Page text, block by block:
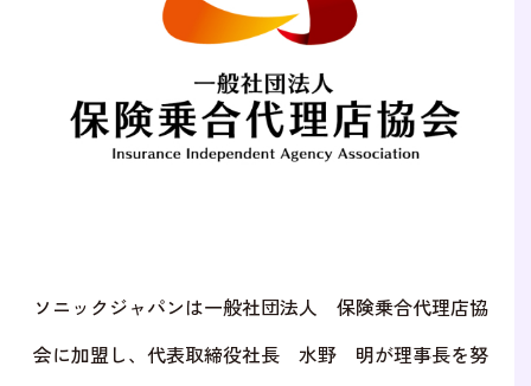
ソニックジャパンは一般社団法人 保険乗合代理店協
会に加盟し、代表取締役社長 水野 明が理事長を努